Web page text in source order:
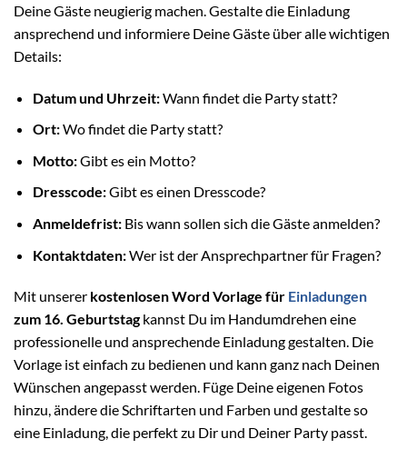
Deine Gäste neugierig machen. Gestalte die Einladung
ansprechend und informiere Deine Gäste über alle wichtigen
Details:
Datum und Uhrzeit:Wann findet die Party statt?
Ort:Wo findet die Party statt?
Motto:Gibt es ein Motto?
Dresscode:Gibt es einen Dresscode?
Anmeldefrist:Bis wann sollen sich die Gäste anmelden?
Kontaktdaten:Wer ist der Ansprechpartner für Fragen?
Mit unserer kostenlosen Word Vorlage für Einladungen
zum 16. Geburtstagkannst Du im Handumdrehen eine
professionelle und ansprechende Einladung gestalten. Die
Vorlage ist einfach zu bedienen und kann ganz nach Deinen
Wünschen angepasst werden. Füge Deine eigenen Fotos
hinzu, ändere die Schriftarten und Farben und gestalte so
eine Einladung, die perfekt zu Dir und Deiner Party passt.